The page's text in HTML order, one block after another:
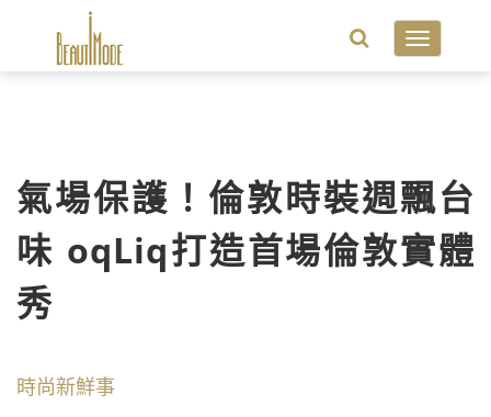
Toggle
氣場保護！倫敦時裝週飄台
味 oqLiq打造首場倫敦實體
秀
時尚新鮮事